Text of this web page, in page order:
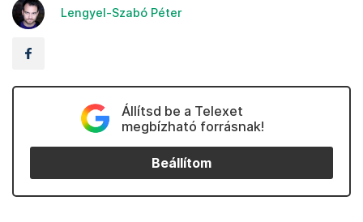
Lengyel-Szabó Péter
Állítsd be a Telexet
megbízható forrásnak!
Beállítom